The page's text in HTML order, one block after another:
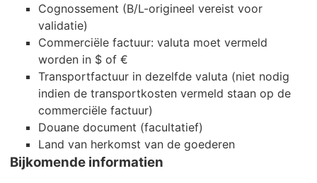
Cognossement (B/L-origineel vereist voor
validatie)
Commerciële factuur: valuta moet vermeld
worden in $ of €
Transportfactuur in dezelfde valuta (niet nodig
indien de transportkosten vermeld staan op de
commerciële factuur)
Douane document (facultatief)
Land van herkomst van de goederen
Bijkomende informatien